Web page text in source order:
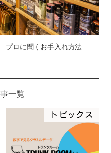
プロに聞くお手入れ方法
一覧
トピックス